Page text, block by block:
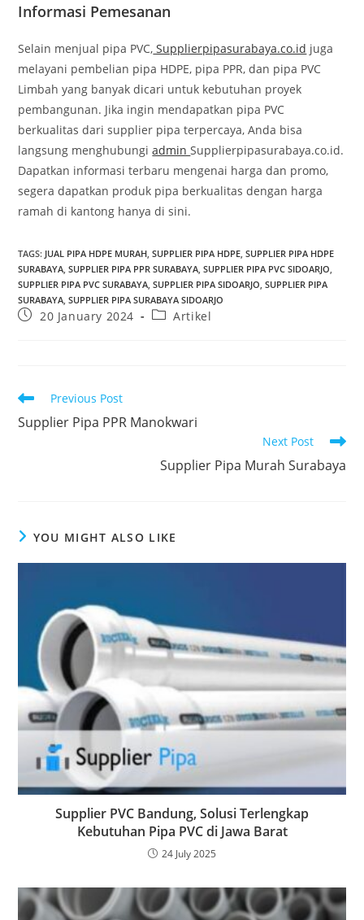
Informasi Pemesanan
Selain menjual pipa PVC, Supplierpipasurabaya.co.id juga
melayani pembelian pipa HDPE, pipa PPR, dan pipa PVC
Limbah yang banyak dicari untuk kebutuhan proyek
pembangunan. Jika ingin mendapatkan pipa PVC
berkualitas dari supplier pipa terpercaya, Anda bisa
langsung menghubungiadminSupplierpipasurabaya.co.id.
Dapatkan informasi terbaru mengenai harga dan promo,
segera dapatkan produk pipa berkualitas dengan harga
ramah di kantong hanya di sini.
TAGS: JUAL PIPA HDPE MURAH SUPPLIER PIPA HDPE SUPPLIER PIPA HDPE
SURABAYA SUPPLIER PIPA PPR SURABAYA SUPPLIER PIPA PVC SIDOARJO
SUPPLIER PIPA PVC SURABAYA SUPPLIER PIPA SIDOARJO SUPPLIER PIPA
SURABAYA SUPPLIER PIPA SURABAYA SIDOARJO
20 January 2024 Artikel
Previous Post
Supplier Pipa PPR Manokwari
Next Post
Supplier Pipa Murah Surabaya
YOU MIGHT ALSO LIKE
Supplier PVC Bandung, Solusi Terlengkap
Kebutuhan Pipa PVC di Jawa Barat
24 July 2025